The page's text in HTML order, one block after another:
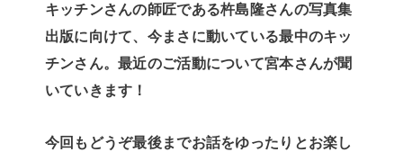
キッチンさんの師匠である杵島隆さんの写真集
出版に向けて、今まさに動いている最中のキッ
チンさん。最近のご活動について宮本さんが聞
いていきます！
今回もどうぞ最後までお話をゆったりとお楽し